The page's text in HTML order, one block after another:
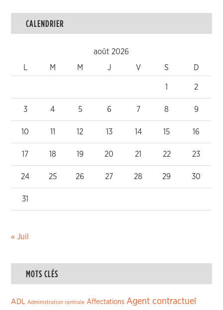
CALENDRIER
août 2026
M M J V S D
1 2
3 4 5 6 7 8 9
10 11 12 13 14 15 16
17 18 19 20 21 22 23
24 25 26 27 28 29 30
31
« Juil
MOTS CLÉS
ADL Administration centrale Affectations Agent contractuel